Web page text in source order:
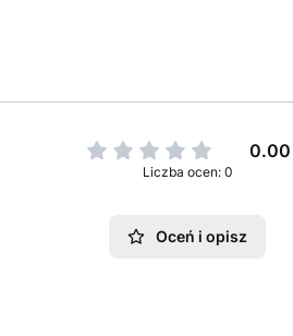
0.00
Liczba ocen: 0
Oceń i opisz